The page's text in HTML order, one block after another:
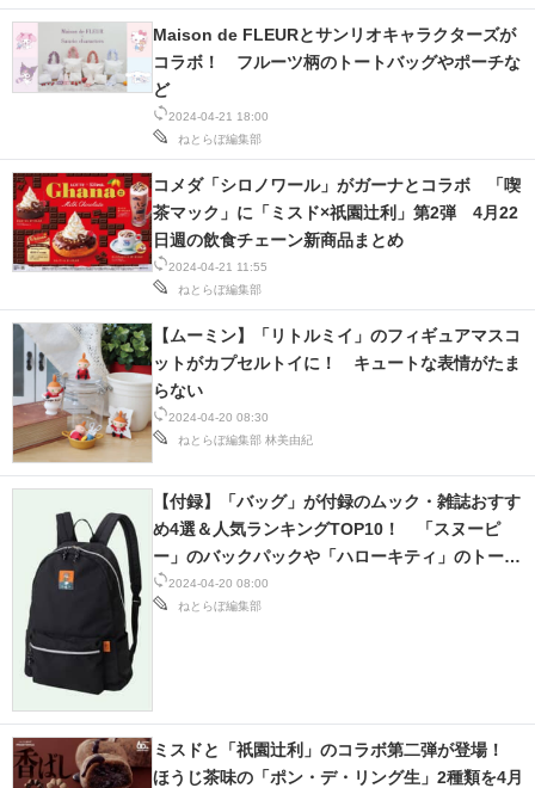
2024-04-21 18:00
ねとらぼ編集部
Maison de FLEURとサンリオキャラクターズが
コラボ！ フルーツ柄のトートバッグやポーチな
ど
2024-04-21 11:55
ねとらぼ編集部
コメダ「シロノワール」がガーナとコラボ 「喫
茶マック」に「ミスド×祇園辻利」第2弾 4月22
日週の飲食チェーン新商品まとめ
2024-04-20 08:30
ねとらぼ編集部 林美由紀
【ムーミン】「リトルミイ」のフィギュアマスコ
ットがカプセルトイに！ キュートな表情がたま
らない
2024-04-20 08:00
ねとらぼ編集部
【付録】「バッグ」が付録のムック・雑誌おすす
め4選＆人気ランキングTOP10！ 「スヌーピ
ー」のバックパックや「ハローキティ」のトート
バッグなど【2024年4月】
ミスドと「祇園辻利」のコラボ第二弾が登場！
ほうじ茶味の「ポン・デ・リング生」2種類を4月